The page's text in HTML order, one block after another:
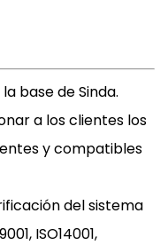
base de Sinda.
a los clientes los
y compatibles
del sistema
ISO14001,